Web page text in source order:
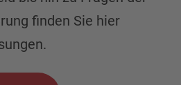
finden Sie hier